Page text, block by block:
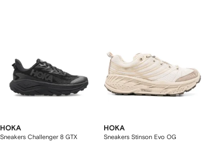
HOKA
Sneakers Challenger 8 GTX
HOKA
Sneakers Stinson Evo OG